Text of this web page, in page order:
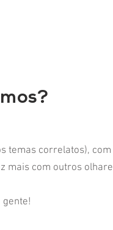
temas correlatos),
mais com outros
gente!